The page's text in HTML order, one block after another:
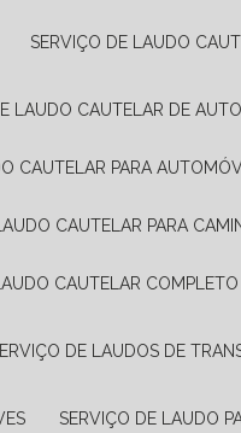
SERVIÇO DE LAUDO
LAUDO CAUTELAR DE
CAUTELAR PARA
CAUTELAR PARA
CAUTELAR COMPLETO
SERVIÇO DE LAUDOS DE
SERVIÇO DE LAUDO